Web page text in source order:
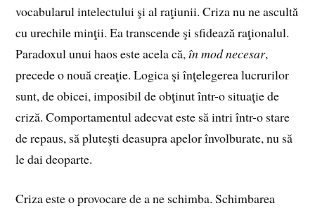
vocabularul intelectului şi al raţiunii. Criza nu ne ascultă
cu urechile minţii. Ea transcende şi sfidează raţionalul.
Paradoxul unui haos este acela că, în mod necesar,
precede o nouă creaţie. Logica şi înţelegerea lucrurilor
sunt, de obicei, imposibil de obţinut într-o situaţie de
criză. Comportamentul adecvat este să intri într-o stare
de repaus, să pluteşti deasupra apelor învolburate, nu să
le dai deoparte.
Criza este o provocare de a ne schimba. Schimbarea